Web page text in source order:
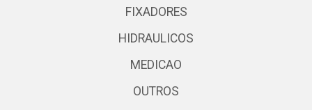
FIXADORES
HIDRAULICOS
MEDICAO
OUTROS